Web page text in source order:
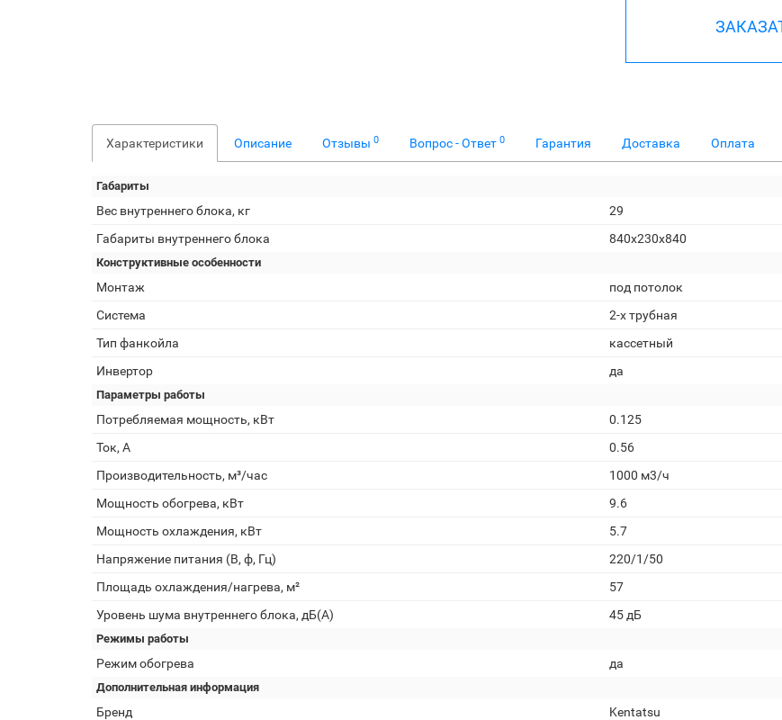
Характеристики Описание Отзывы 0 Вопрос - Ответ 0 Гарантия Доставка Оплата
Габариты
Вес внутреннего блока, кг
29
Габариты внутреннего блока
840x230x840
Конструктивные особенности
Монтаж
под потолок
Система
2-х трубная
Тип фанкойла
кассетный
Инвертор
да
Параметры работы
Потребляемая мощность, кВт
0.125
Ток, А
0.56
Производительность, м³/час
1000 м3/ч
Мощность обогрева, кВт
9.6
Мощность охлаждения, кВт
5.7
Напряжение питания (В, ф, Гц)
220/1/50
Площадь охлаждения/нагрева, м²
57
Уровень шума внутреннего блока, дБ(А)
45 дБ
Режимы работы
Режим обогрева да
Дополнительная информация
Бренд
Kentatsu